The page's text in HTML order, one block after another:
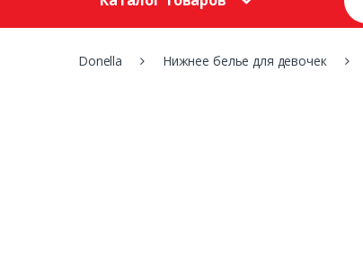
a
r
h
Donella Нижнее белье для девочек